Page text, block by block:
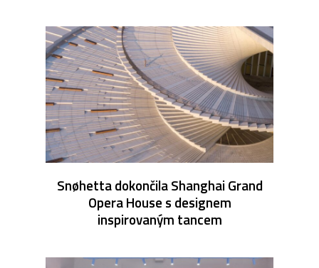
Snøhetta dokončila Shanghai Grand
Opera House s designem
inspirovaným tancem